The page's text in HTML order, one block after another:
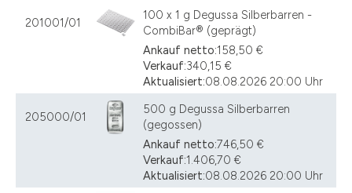
201001/01
100 x 1 g Degussa Silberbarren -
CombiBar® (geprägt)
Ankauf netto:158,50 €
Verkauf:340,15 €
Aktualisiert:08.08.2026 20:00 Uhr
205000/01
500 g Degussa Silberbarren
(gegossen)
Ankauf netto:746,50 €
Verkauf:1.406,70 €
Aktualisiert:08.08.2026 20:00 Uhr